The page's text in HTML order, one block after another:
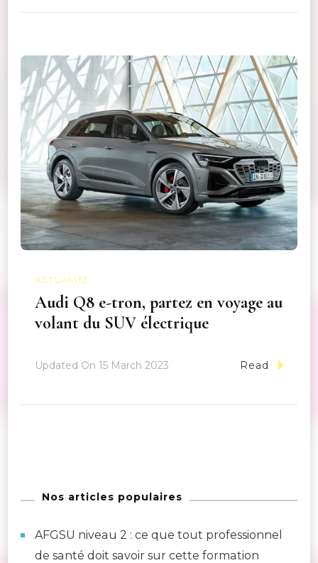
ACTUALITÉ
Audi Q8 e-tron, partez en voyage au
volant du SUV électrique
Updated On 15 March 2023 Read
Nos articles populaires
AFGSU niveau 2 : ce que tout professionnel
de santé doit savoir sur cette formation